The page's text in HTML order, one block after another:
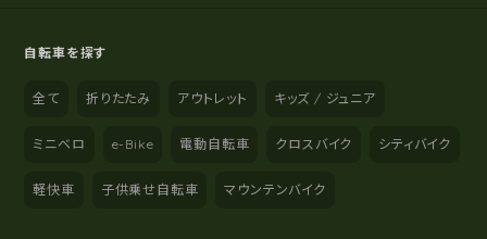
自転車を探す
全て 折りたたみ アウトレット キッズ / ジュニア
ミニベロ e-Bike 電動自転車 クロスバイク シティバイク
軽快車 子供乗せ自転車 マウンテンバイク